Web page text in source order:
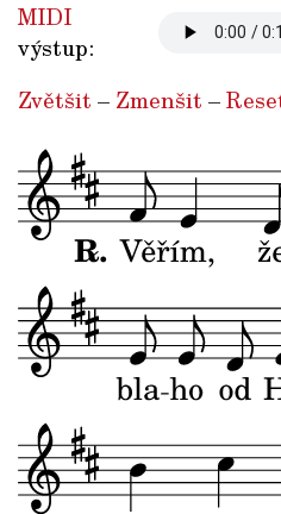
MIDI
výstup:
Zvětšit – Zmenšit –